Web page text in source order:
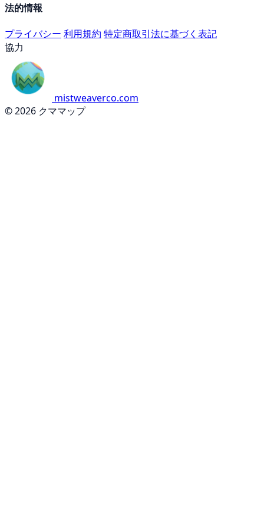
法的情報
プライバシー 利用規約 特定商取引法に基づく表記
協力
mistweaverco.com
© 2026 クママップ